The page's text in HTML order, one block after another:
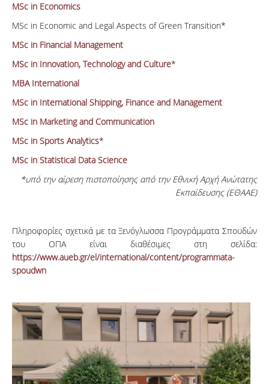
MSc in Economics
MSc in Economic and Legal Aspects of Green Transition*
MSc in Financial Management
MSc in Innovation, Technology and Culture*
MBA International
MSc in International Shipping, Finance and Management
MSc in Marketing and Communication
MSc in Sports Analytics*
MSc in Statistical Data Science
*υπό την αίρεση πιστοποίησης από την Εθνική Αρχή Ανώτατης
Εκπαίδευσης (ΕΘΑΑΕ)
Πληροφορίες σχετικά με τα Ξενόγλωσσα Προγράμματα Σπουδών
του ΟΠΑ είναι διαθέσιμες στη σελίδα:
https://www.aueb.gr/el/international/content/programmata-
spoudwn